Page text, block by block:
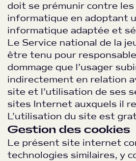
doit se prémunir contre
informatique en adoptant
informatique adaptée et
Le Service national de la
être tenu pour
dommage que l’usager
indirectement en relation
site et l’utilisation de ses
sites Internet auxquels il
L’utilisation du site est
Gestion des cookies
Le présent site internet
technologies similaires, y